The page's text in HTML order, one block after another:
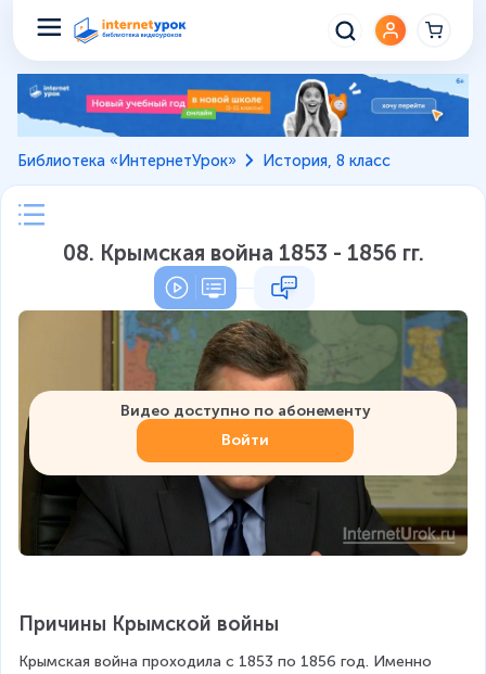
Библиотека «ИнтернетУрок» История, 8 класс
08. Крымская война 1853 - 1856 гг.
Видео доступно по абонементу
Войти
Причины Крымской войны
Крымская война проходила с 1853 по 1856 год. Именно